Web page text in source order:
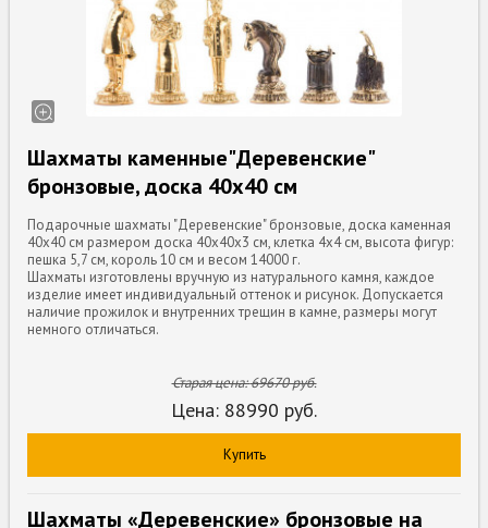
Шахматы каменные"Деревенские"
бронзовые, доска 40х40 см
Подарочные шахматы "Деревенские" бронзовые, доска каменная
40х40 см размером доска 40х40х3 см, клетка 4х4 см, высота фигур:
пешка 5,7 см, король 10 см и весом 14000 г.
Шахматы изготовлены вручную из натурального камня, каждое
изделие имеет индивидуальный оттенок и рисунок. Допускается
наличие прожилок и внутренних трещин в камне, размеры могут
немного отличаться.
Старая цена:69670руб.
Цена: 88990 руб.
Купить
Шахматы «Деревенские» бронзовые на